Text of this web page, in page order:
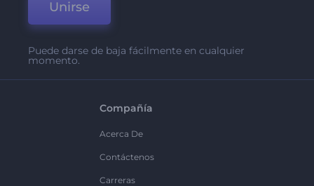
Unirse
Puede darse de baja fácilmente en cualquier
momento.
Compañía
Acerca De
Contáctenos
Carreras